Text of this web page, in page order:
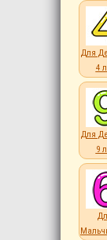
Для
4
Для
9